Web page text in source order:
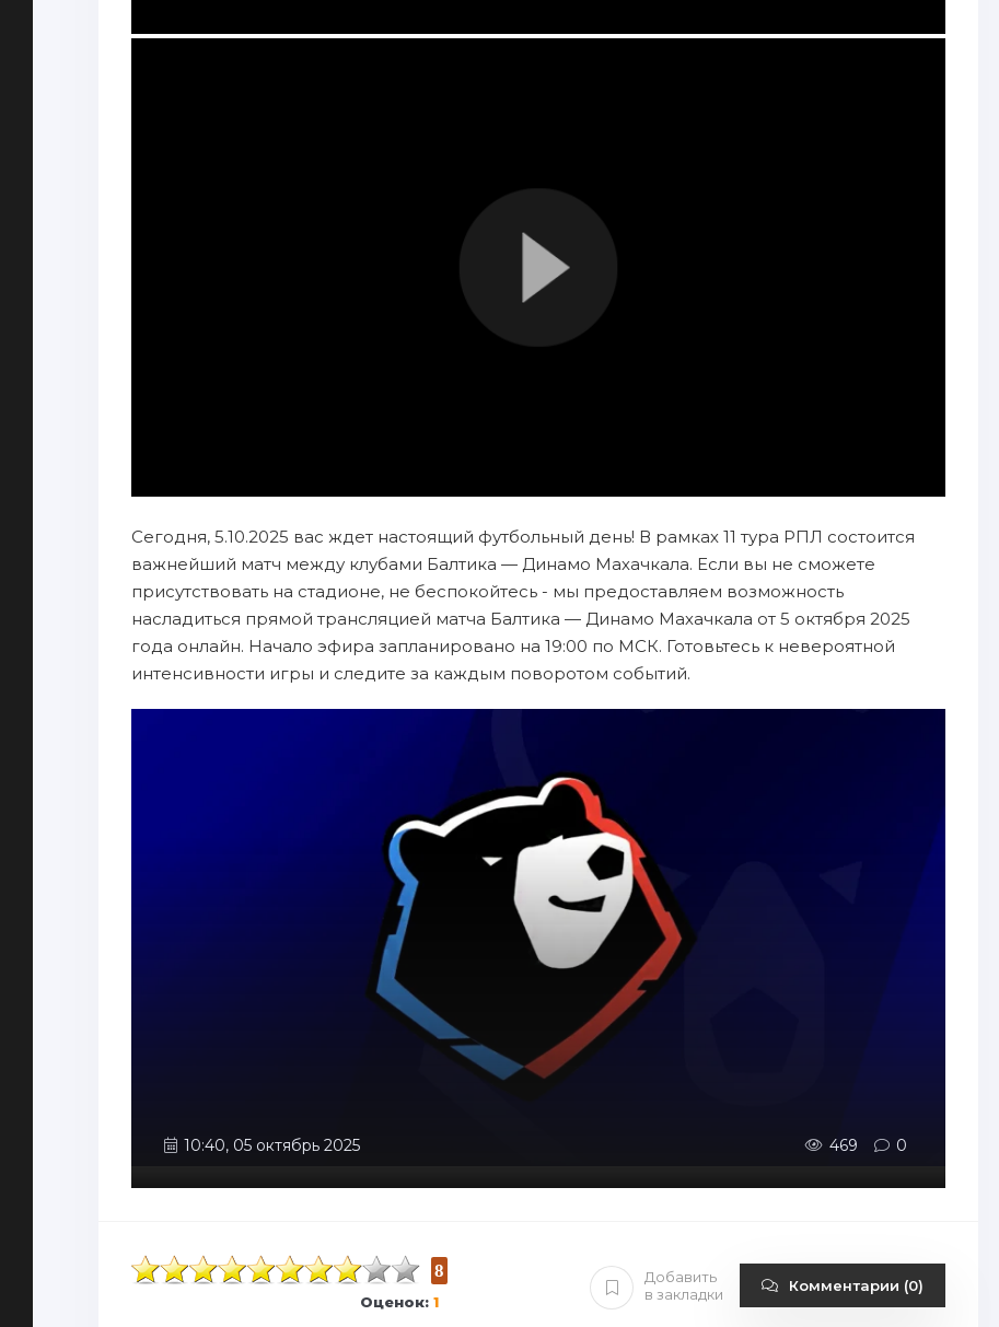
Сегодня, 5.10.2025 вас ждет настоящий футбольный день! В рамках 11 тура РПЛ состоится
важнейший матч между клубами Балтика — Динамо Махачкала. Если вы не сможете
присутствовать на стадионе, не беспокойтесь - мы предоставляем возможность
насладиться прямой трансляцией матча Балтика — Динамо Махачкала от 5 октября 2025
года онлайн. Начало эфира запланировано на 19:00 по МСК. Готовьтесь к невероятной
интенсивности игры и следите за каждым поворотом событий.
10:40, 05 октябрь 2025 469 0
8
Оценок: 1
Добавить
в закладки
Комментарии (0)